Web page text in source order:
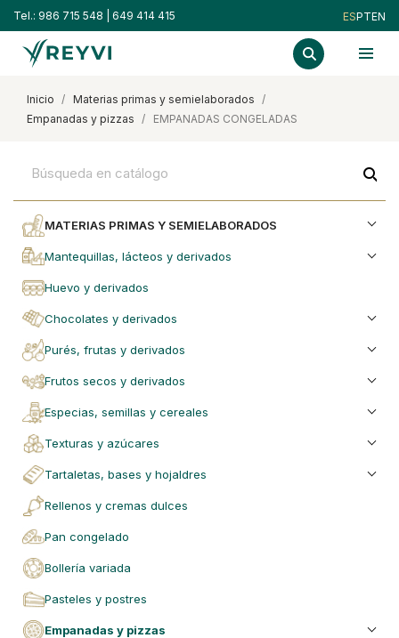
Tel.: 986 715 548 649 414 415 ESPTEN
inicio
materias primas y semielaborados
empanadas y pizzas
EMPANADAS CONGELADAS
search
MATERIAS PRIMAS Y SEMIELABORADOS
mantequillas, lácteos y derivados
huevo y derivados
chocolates y derivados
purés, frutas y derivados
frutos secos y derivados
especias, semillas y cereales
texturas y azúcares
tartaletas, bases y hojaldres
rellenos y cremas dulces
pan congelado
bollería variada
pasteles y postres
empanadas y pizzas